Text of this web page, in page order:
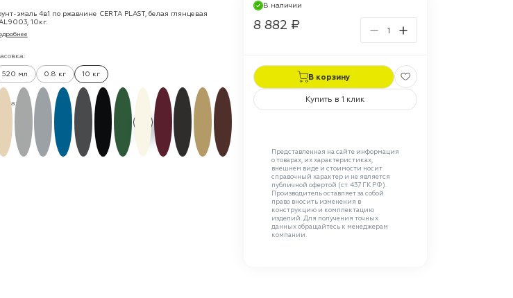
эмаль 4в1 по ржавчине CERTA PLAST, белая глянцевая
10кг.
520 мл 0.8 кг 10 кг
В наличии
8 882 ₽
В корзину
Купить в 1 клик
Представленная на сайте информация
о товарах, их характеристиках,
внешнем виде и стоимости носит
справочный характер и не является
публичной офертой (ст. 437 ГК РФ).
Производитель оставляет за собой
право вносить изменения в
конструкцию и комплектацию
изделий. Для получения точных
данных обращайтесь к менеджерам
компании.